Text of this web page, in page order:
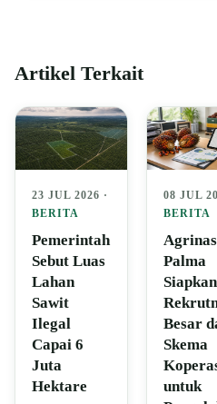
Artikel Terkait
23 JUL 2026 ·
BERITA
Pemerintah
Sebut Luas
Lahan
Sawit
Ilegal
Capai 6
Juta
Hektare
08 JUL
BERITA
Agrinas
Palma
Siapkan
Besar
Skema
untuk